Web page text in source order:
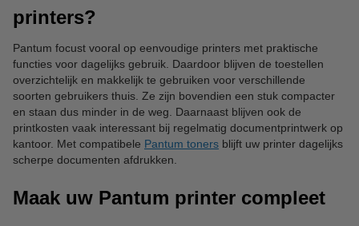
printers?
Pantum focust vooral op eenvoudige printers met praktische
functies voor dagelijks gebruik. Daardoor blijven de toestellen
overzichtelijk en makkelijk te gebruiken voor verschillende
soorten gebruikers thuis. Ze zijn bovendien een stuk compacter
en staan dus minder in de weg. Daarnaast blijven ook de
printkosten vaak interessant bij regelmatig documentprintwerk op
kantoor. Met compatibele Pantum toners blijft uw printer dagelijks
scherpe documenten afdrukken.
Maak uw Pantum printer compleet